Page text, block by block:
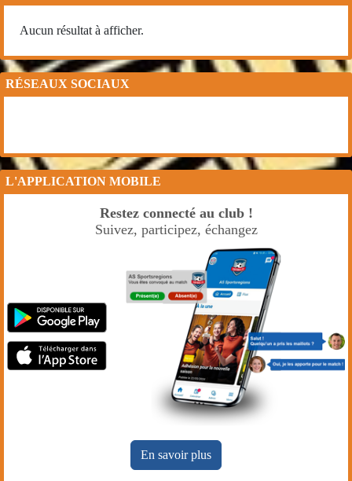
Aucun résultat à afficher.
RÉSEAUX SOCIAUX
L'APPLICATION MOBILE
Restez connecté au club !
Suivez, participez, échangez
En savoir plus